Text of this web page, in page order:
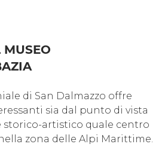
MUSEO
di San Dalmazzo offre
sia dal punto di vista
artistico quale centro
zona delle Alpi Marittime.